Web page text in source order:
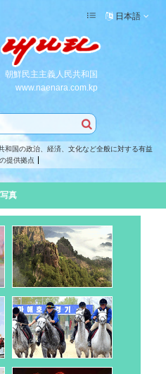
朝鮮民主主義人民共和国
www.naenara.com.kp
日本語
和国の政治、経済、文化など全般に対する有益
提供拠点
写真